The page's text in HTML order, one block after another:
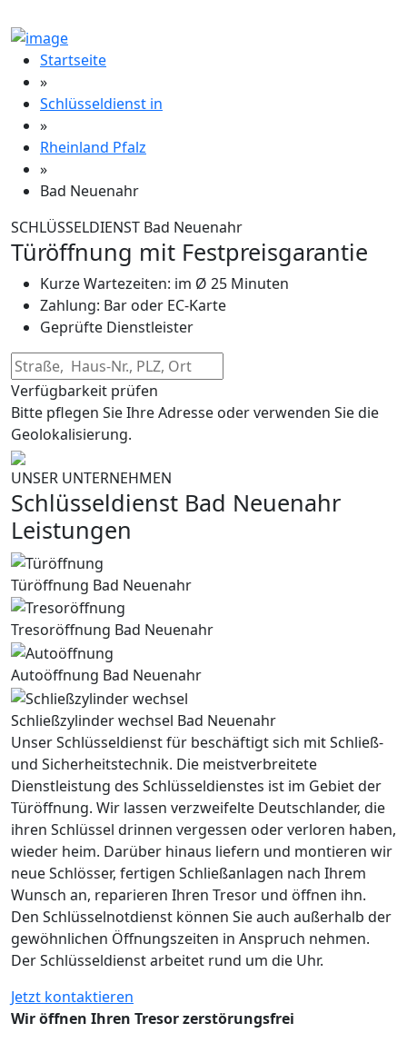
Startseite
»
Schlüsseldienst in
»
Rheinland Pfalz
»
Bad Neuenahr
SCHLÜSSELDIENST Bad Neuenahr
Türöffnung mit Festpreisgarantie
Kurze Wartezeiten: im Ø 25 Minuten
Zahlung: Bar oder EC-Karte
Geprüfte Dienstleister
Verfügbarkeit prüfen
Bitte pflegen Sie Ihre Adresse oder verwenden Sie die
Geolokalisierung.
UNSER UNTERNEHMEN
Schlüsseldienst Bad Neuenahr
Leistungen
Türöffnung Bad Neuenahr
Tresoröffnung Bad Neuenahr
Autoöffnung Bad Neuenahr
Schließzylinder wechsel Bad Neuenahr
Unser Schlüsseldienst für beschäftigt sich mit Schließ-
und Sicherheitstechnik. Die meistverbreitete
Dienstleistung des Schlüsseldienstes ist im Gebiet der
Türöffnung. Wir lassen verzweifelte Deutschlander, die
ihren Schlüssel drinnen vergessen oder verloren haben,
wieder heim. Darüber hinaus liefern und montieren wir
neue Schlösser, fertigen Schließanlagen nach Ihrem
Wunsch an, reparieren Ihren Tresor und öffnen ihn.
Den Schlüsselnotdienst können Sie auch außerhalb der
gewöhnlichen Öffnungszeiten in Anspruch nehmen.
Der Schlüsseldienst arbeitet rund um die Uhr.
Jetzt kontaktieren
Wir öffnen Ihren Tresor zerstörungsfrei